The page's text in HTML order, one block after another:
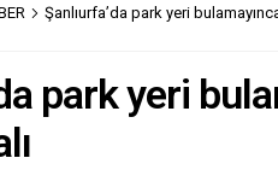
Şanlıurfa’da park yeri
park yeri